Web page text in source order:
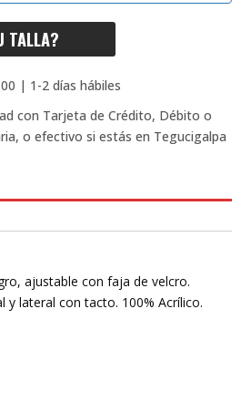
TALLA?
| 1-2 días hábiles
con Tarjeta de Crédito, Débito o
o efectivo si estás en Tegucigalpa
ajustable con faja de velcro.
y lateral con tacto. 100% Acrílico.